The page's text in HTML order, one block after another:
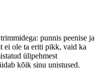
punnis peenise ja
ei ole ta eriti pikk, vaid ka
ülipehmest
kõik sinu unistused.